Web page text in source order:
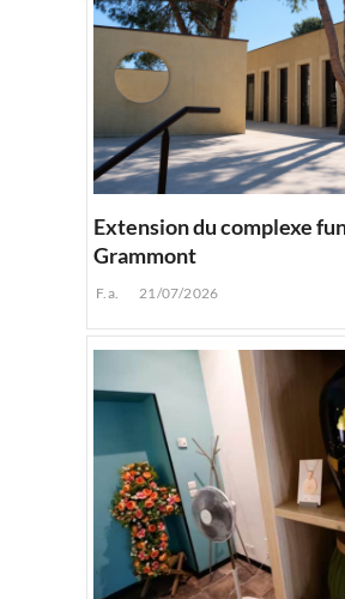
Extension du complexe
Grammont
F.a. 21/07/2026